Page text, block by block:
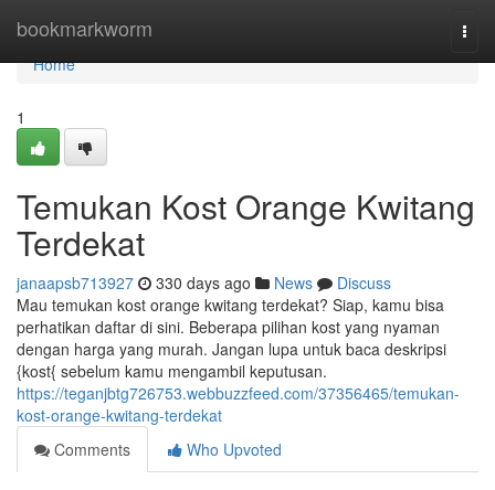
bookmarkworm
Home
Home
1
Temukan Kost Orange Kwitang
Terdekat
janaapsb713927 330 days ago News
Discuss
Mau temukan kost orange kwitang terdekat? Siap, kamu bisa
perhatikan daftar di sini. Beberapa pilihan kost yang nyaman
dengan harga yang murah. Jangan lupa untuk baca deskripsi
{kost{ sebelum kamu mengambil keputusan.
https://teganjbtg726753.webbuzzfeed.com/37356465/temukan-
kost-orange-kwitang-terdekat
Comments
Who Upvoted